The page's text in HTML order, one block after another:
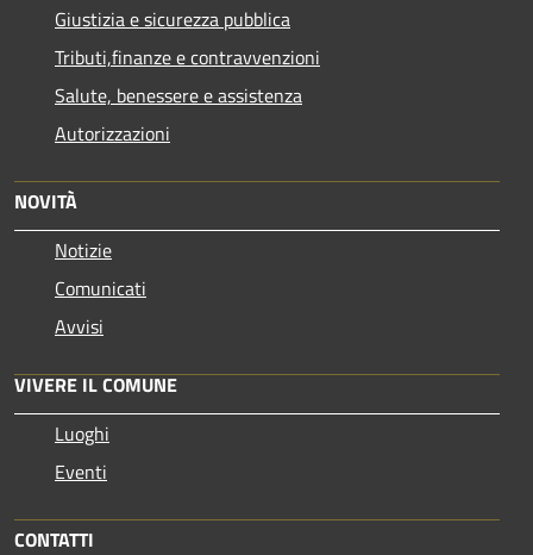
Giustizia e sicurezza pubblica
Tributi,finanze e contravvenzioni
Salute, benessere e assistenza
Autorizzazioni
NOVITÀ
Notizie
Comunicati
Avvisi
VIVERE IL COMUNE
Luoghi
Eventi
CONTATTI